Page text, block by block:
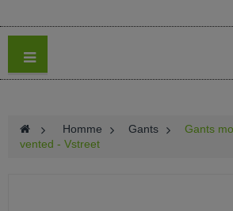
> Homme > Gants >
Gants
vented - Vstreet